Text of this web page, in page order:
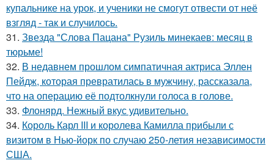
купальнике на урок, и ученики не смогут отвести от неё
взгляд - так и случилось.
31. Звезда "Слова Пацана" Рузиль минекаев: месяц в
тюрьме!
32. В недавнем прошлом симпатичная актриса Эллен
Пейдж, которая превратилась в мужчину, рассказала,
что на операцию её подтолкнули голоса в голове.
33. Флонярд. Нежный вкус удивительно.
34. Король Карл III и королева Камилла прибыли с
визитом в Нью-йорк по случаю 250-летия независимости
США.